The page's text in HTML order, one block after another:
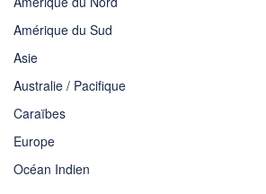
Amérique du Sud
Asie
Australie / Pacifique
Caraïbes
Europe
Océan Indien